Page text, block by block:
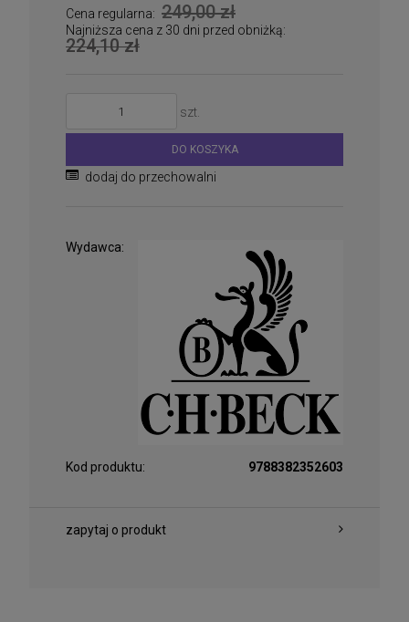
Cena regularna: 249,00 zł
Najniższa cena z 30 dni przed obniżką:
224,10 zł
szt.
DO KOSZYKA
dodaj do przechowalni
Wydawca:
Kod produktu: 9788382352603
zapytaj o produkt